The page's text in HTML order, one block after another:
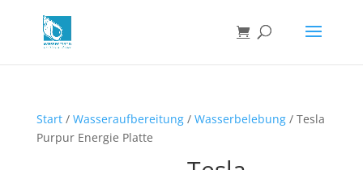
Start/ Wasseraufbereitung/ Wasserbelebung/ Tesla
Purpur Energie Platte